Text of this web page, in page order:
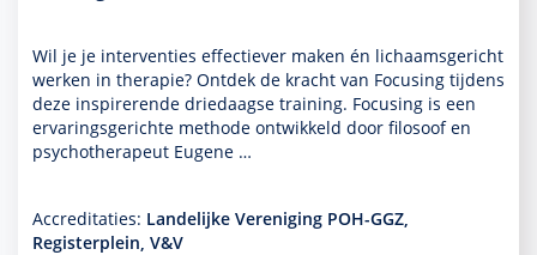
Wil je je inter­venties effectiever maken én lichaamsgericht
werken in thera­pie? Ontdek de kracht van Focusing tijdens
deze inspirerende driedaagse training. Focusing is een
ervaringsgerichte methode ontwik­keld door filosoof en
psycho­thera­peut Eugene …
Accreditaties: Landelijke Vereniging POH-GGZ,
Registerplein, V&V